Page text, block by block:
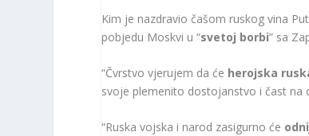
Kim je nazdravio čašom ruskog vina
pobjedu Moskvi u “svetoj borbi” sa
“Čvrstvo vjerujem da će herojska
svoje plemenito dostojanstvo i čast
“Ruska vojska i narod zasigurno će